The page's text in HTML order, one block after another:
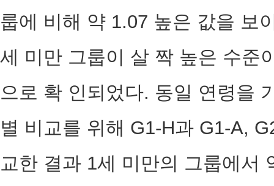
룹에 비해 약 1.07 높은 값을 보
세 미만 그룹이 살 짝 높은 수준
으로 확 인되었다. 동일 연령을
별 비교를 위해 G1-H과 G1-A,
교한 결과 1세 미만의 그룹에서